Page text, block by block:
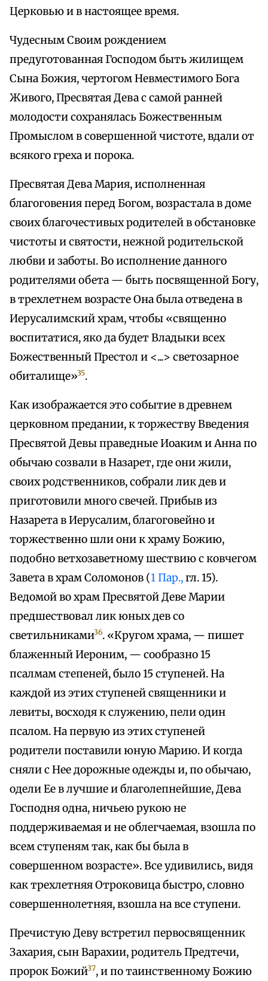
Церковью и в настоящее время.
Чудесным Своим рождением
предуготованная Господом быть жилищем
Сына Божия, чертогом Невместимого Бога
Живого, Пресвятая Дева с самой ранней
молодости сохранялась Божественным
Промыслом в совершенной чистоте, вдали от
всякого греха и порока.
Пресвятая Дева Мария, исполненная
благоговения перед Богом, возрастала в доме
своих благочестивых родителей в обстановке
чистоты и святости, нежной родительской
любви и заботы. Во исполнение данного
родителями обета — быть посвященной Богу,
в трехлетнем возрасте Она была отведена в
Иерусалимский храм, чтобы «священно
воспитатися, яко да будет Владыки всех
Божественный Престол и <...> светозарное
обиталище»35.
Как изображается это событие в древнем
церковном предании, к торжеству Введения
Пресвятой Девы праведные Иоаким и Анна по
обычаю созвали в Назарет, где они жили,
своих родственников, собрали лик дев и
приготовили много свечей. Прибыв из
Назарета в Иерусалим, благоговейно и
торжественно шли они к храму Божию,
подобно ветхозаветному шествию с ковчегом
Завета в храм Соломонов (1 Пар.,гл. 15).
Ведомой во храм Пресвятой Деве Марии
предшествовал лик юных дев со
светильниками36. «Кругом храма, — пишет
блаженный Иероним, — сообразно 15
псалмам степеней, было 15 ступеней. На
каждой из этих ступеней священники и
левиты, восходя к служению, пели один
псалом. На первую из этих ступеней
родители поставили юную Марию. И когда
сняли с Нее дорожные одежды и, по обычаю,
одели Ее в лучшие и благолепнейшие, Дева
Господня одна, ничьею рукою не
поддерживаемая и не облегчаемая, взошла по
всем ступеням так, как бы была в
совершенном возрасте». Все удивились, видя
как трехлетняя Отроковица быстро, словно
совершеннолетняя, взошла на все ступени.
Пречистую Деву встретил первосвященник
Захария, сын Варахии, родитель Предтечи,
пророк Божий37, и по таинственному Божию